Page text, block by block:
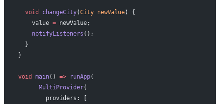
  void
changeCity(City newValue) {
    value
= newValue;
    notifyListeners
();
  }
}
void main() => runApp(
      MultiProvider
(
        providers: [